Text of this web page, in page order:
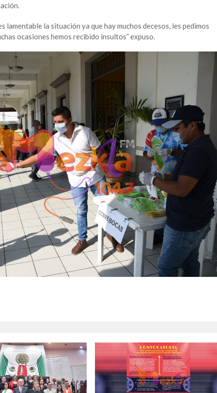
lamentable la situación ya que hay muchos decesos, les pedimos
ocasiones hemos recibido insultos” expuso.